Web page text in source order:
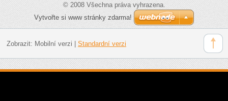
© 2008 Všechna práva vyhrazena.
Vytvořte si www stránky zdarma!
Zobrazit: Mobilní verzi Standardní verzi